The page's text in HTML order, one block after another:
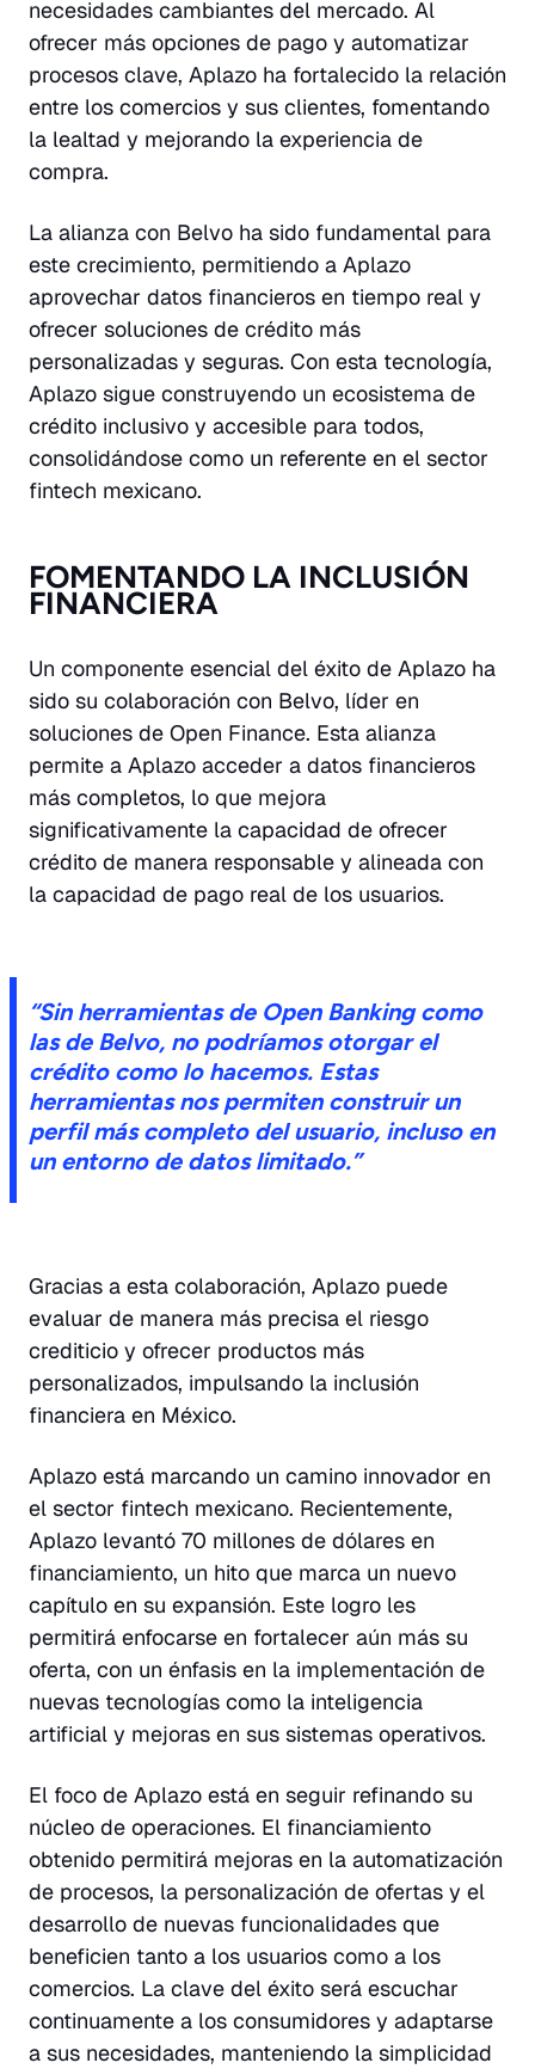
necesidades cambiantes del mercado. Al
ofrecer más opciones de pago y automatizar
procesos clave, Aplazo ha fortalecido la relación
entre los comercios y sus clientes, fomentando
la lealtad y mejorando la experiencia de
compra.
La alianza con Belvo ha sido fundamental para
este crecimiento, permitiendo a Aplazo
aprovechar datos financieros en tiempo real y
ofrecer soluciones de crédito más
personalizadas y seguras. Con esta tecnología,
Aplazo sigue construyendo un ecosistema de
crédito inclusivo y accesible para todos,
consolidándose como un referente en el sector
fintech mexicano.
FOMENTANDO LA INCLUSIÓN
FINANCIERA
Un componente esencial del éxito de Aplazo ha
sido su colaboración con Belvo, líder en
soluciones de Open Finance. Esta alianza
permite a Aplazo acceder a datos financieros
más completos, lo que mejora
significativamente la capacidad de ofrecer
crédito de manera responsable y alineada con
la capacidad de pago real de los usuarios.
“Sin herramientas de Open Banking como
las de Belvo, no podríamos otorgar el
crédito como lo hacemos. Estas
herramientas nos permiten construir un
perfil más completo del usuario, incluso en
un entorno de datos limitado.”
Gracias a esta colaboración, Aplazo puede
evaluar de manera más precisa el riesgo
crediticio y ofrecer productos más
personalizados, impulsando la inclusión
financiera en México.
Aplazo está marcando un camino innovador en
el sector fintech mexicano. Recientemente,
Aplazo levantó 70 millones de dólares en
financiamiento, un hito que marca un nuevo
capítulo en su expansión. Este logro les
permitirá enfocarse en fortalecer aún más su
oferta, con un énfasis en la implementación de
nuevas tecnologías como la inteligencia
artificial y mejoras en sus sistemas operativos.
El foco de Aplazo está en seguir refinando su
núcleo de operaciones. El financiamiento
obtenido permitirá mejoras en la automatización
de procesos, la personalización de ofertas y el
desarrollo de nuevas funcionalidades que
beneficien tanto a los usuarios como a los
comercios. La clave del éxito será escuchar
continuamente a los consumidores y adaptarse
a sus necesidades, manteniendo la simplicidad